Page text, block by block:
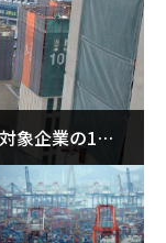
象企業の1割